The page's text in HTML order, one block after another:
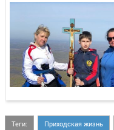
Теги: Приходская жизнь